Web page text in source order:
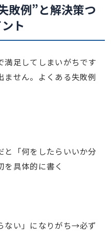
敗例”と解決策つ
ト
満足してしまいがちです
ません。よくある失敗例
と「何をしたらいいか分
具体的に書く
ない」になりがち→必ず